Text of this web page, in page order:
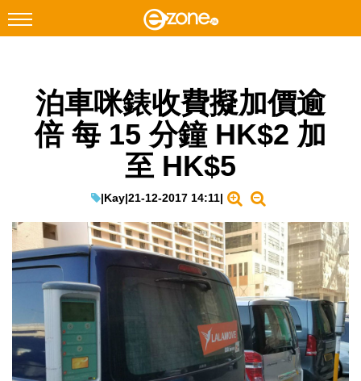
Facebook Instagram
科技焦點
教學評測
EduTech
IT Times
生成式AI與雲端應用
Enterprise Digital Transformation
泊車咪錶收費擬加價逾
倍 每 15 分鐘 HK$2 加
至 HK$5
|Kay|21-12-2017 14:11|